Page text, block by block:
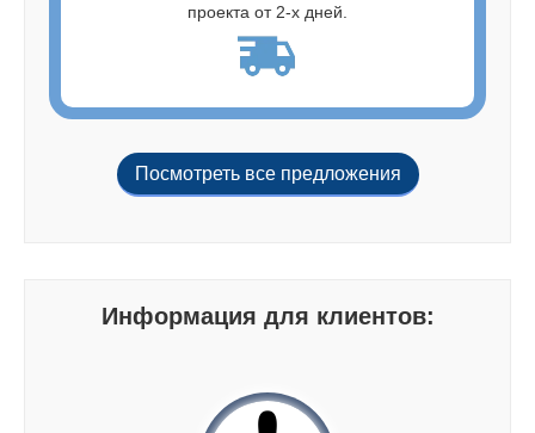
проекта от 2-х дней.
Посмотреть все предложения
Информация для клиентов: